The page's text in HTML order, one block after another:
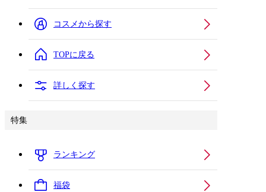
コスメから探す
TOPに戻る
詳しく探す
特集
ランキング
福袋